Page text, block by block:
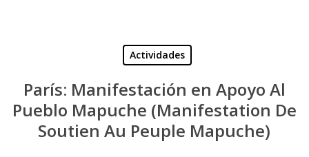
Actividades
París: Manifestación en Apoyo Al
Pueblo Mapuche (Manifestation De
Soutien Au Peuple Mapuche)